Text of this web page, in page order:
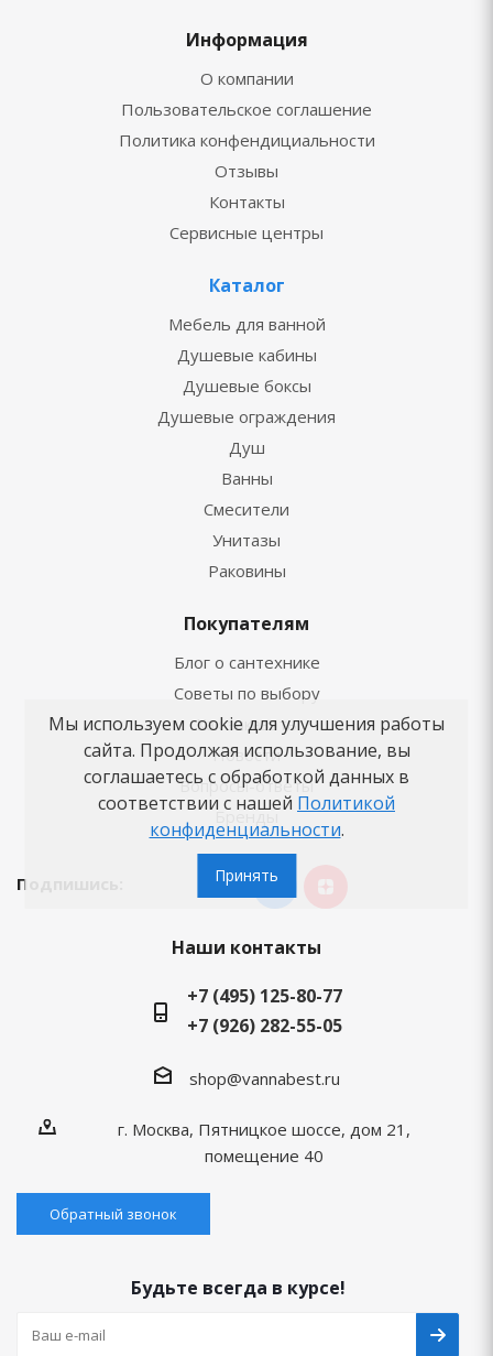
Информация
О компании
Пользовательское соглашение
Политика конфендициальности
Отзывы
Контакты
Сервисные центры
Каталог
Мебель для ванной
Душевые кабины
Душевые боксы
Душевые ограждения
Душ
Ванны
Смесители
Унитазы
Раковины
Покупателям
Блог о сантехнике
Советы по выбору
Как заказать
Новости
Вопросы-ответы
Бренды
Подпишись:
Наши контакты
+7 (495) 125-80-77
+7 (926) 282-55-05
shop@vannabest.ru
г. Москва, Пятницкое шоссе, дом 21,
помещение 40
Обратный звонок
Будьте всегда в курсе!
Мы используем cookie для улучшения работы
сайта. Продолжая использование, вы
соглашаетесь с обработкой данных в
соответствии с нашей Политикой
конфиденциальности.
Принять